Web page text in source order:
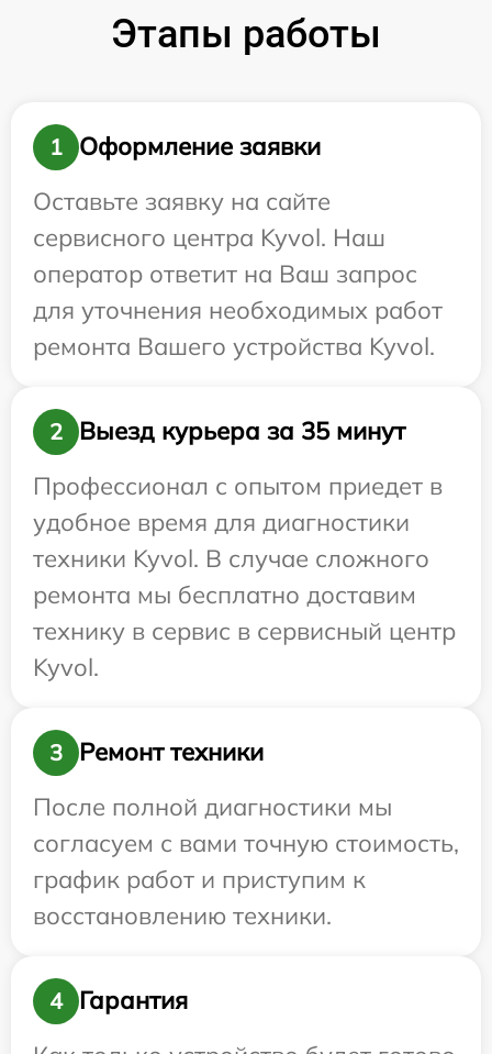
Этапы работы
1
Оформление заявки
Оставьте заявку на сайте
сервисного центра Kyvol. Наш
оператор ответит на Ваш запрос
для уточнения необходимых работ
ремонта Вашего устройства Kyvol.
2
Выезд курьера за 35 минут
Профессионал с опытом приедет в
удобное время для диагностики
техники Kyvol. В случае сложного
ремонта мы бесплатно доставим
технику в сервис в сервисный центр
Kyvol.
3
Ремонт техники
После полной диагностики мы
согласуем с вами точную стоимость,
график работ и приступим к
восстановлению техники.
4
Гарантия